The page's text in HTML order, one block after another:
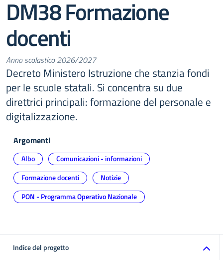
DM38 Formazione
docenti
Anno scolastico 2026/2027
Decreto Ministero Istruzione che stanzia fondi
per le scuole statali. Si concentra su due
direttrici principali: formazione del personale e
digitalizzazione.
Argomenti
Albo
Comunicazioni - informazioni
Formazione docenti
Notizie
PON - Programma Operativo Nazionale
Indice del progetto